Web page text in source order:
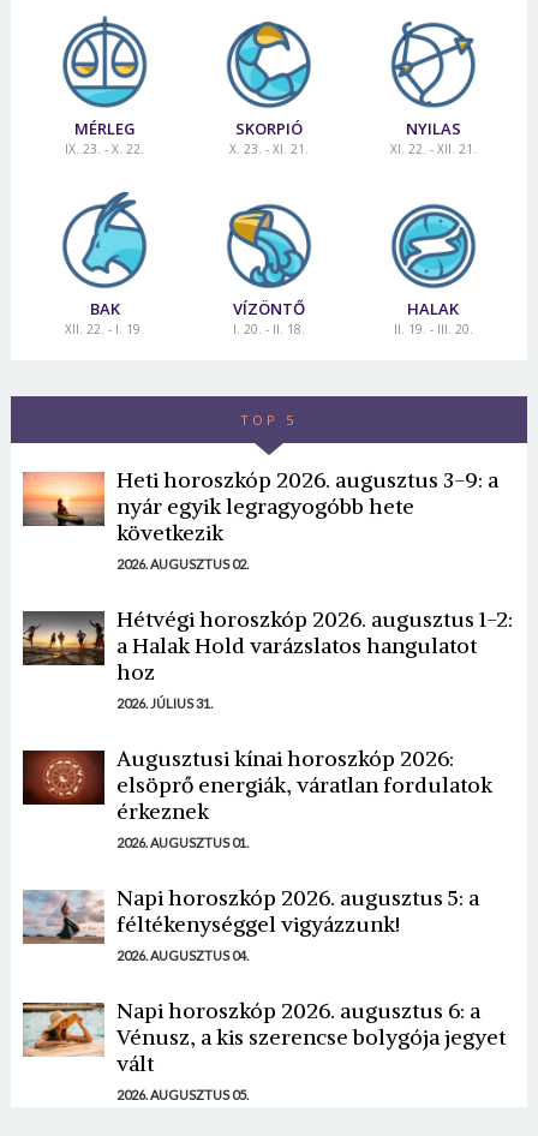
MÉRLEG
IX. 23. - X. 22.
SKORPIÓ
X. 23. - XI. 21.
NYILAS
XI. 22. - XII. 21.
BAK
XII. 22. - I. 19.
VÍZÖNTŐ
I. 20. - II. 18.
HALAK
II. 19. - III. 20.
TOP 5
Heti horoszkóp 2026. augusztus 3-9: a
nyár egyik legragyogóbb hete
következik
2026. AUGUSZTUS 02.
Hétvégi horoszkóp 2026. augusztus 1-2:
a Halak Hold varázslatos hangulatot
hoz
2026. JÚLIUS 31.
Augusztusi kínai horoszkóp 2026:
elsöprő energiák, váratlan fordulatok
érkeznek
2026. AUGUSZTUS 01.
Napi horoszkóp 2026. augusztus 5: a
féltékenységgel vigyázzunk!
2026. AUGUSZTUS 04.
Napi horoszkóp 2026. augusztus 6: a
Vénusz, a kis szerencse bolygója jegyet
vált
2026. AUGUSZTUS 05.